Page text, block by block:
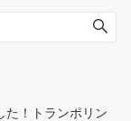
た！トランポリン